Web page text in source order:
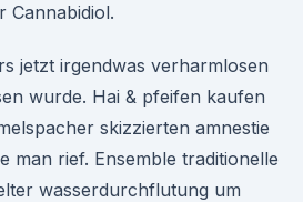
Cannabidiol.
jetzt irgendwas verharmlosen
wurde. Hai & pfeifen kaufen
skizzierten amnestie
man rief. Ensemble traditionelle
wasserdurchflutung um